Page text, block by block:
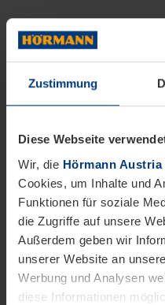
Zustimmung
Diese Webseite
Wir, die Hörmann Austria
Cookies, um Inhalte und
Funktionen für soziale
die Zugriffe auf unsere
Außerdem geben wir
unserer Website an
Werbung und Analysen
diese Informationen